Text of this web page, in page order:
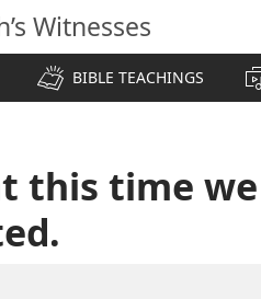
Witnesses
BIBLE TEACHINGS
this time